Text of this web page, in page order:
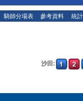
騎師分場表 參考資料 統
沙田: